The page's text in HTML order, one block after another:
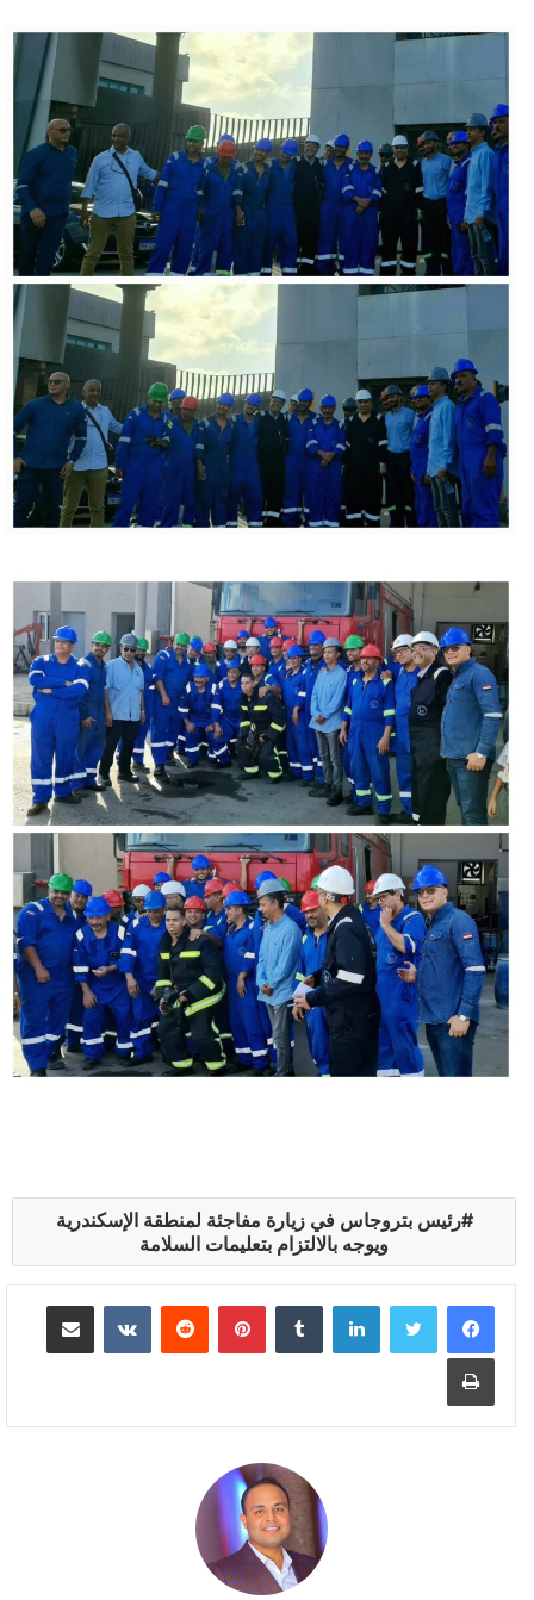
رئيس بتروجاس في زيارة مفاجئة لمنطقة الإسكندرية
ويوجه بالالتزام بتعليمات السلامة
لينكدإن بينتيريست مشاركة عبر البريد
طباعة